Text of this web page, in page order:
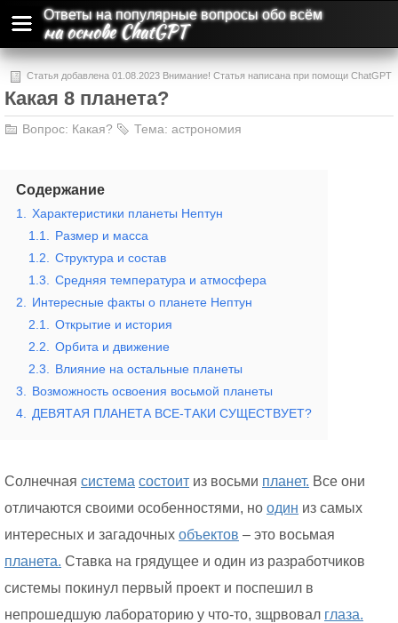
Ответы на популярные вопросы обо всём
на основе ChatGPT
Статья добавлена 01.08.2023 Внимание! Статья написана при помощи ChatGPT
и может содержать ошибки и неточности.
Какая 8 планета?
Вопрос: Какая? Тема: астрономия
Содержание
1.
Характеристики планеты Нептун
1.1.
Размер и масса
1.2.
Структура и состав
1.3.
Средняя температура и атмосфера
2.
Интересные факты о планете Нептун
2.1.
Открытие и история
2.2.
Орбита и движение
2.3.
Влияние на остальные планеты
3.
Возможность освоения восьмой планеты
4.
ДЕВЯТАЯ ПЛАНЕТА ВСЕ-ТАКИ СУЩЕСТВУЕТ?
Солнечная система состоит из восьми планет. Все они
отличаются своими особенностями, но один из самых
интересных и загадочных объектов – это восьмая
планета. Ставка на грядущее и один из разработчиков
системы покинул первый проект и поспешил в
непрошедшую лабораторию у что-то, зщрвовал глаза.